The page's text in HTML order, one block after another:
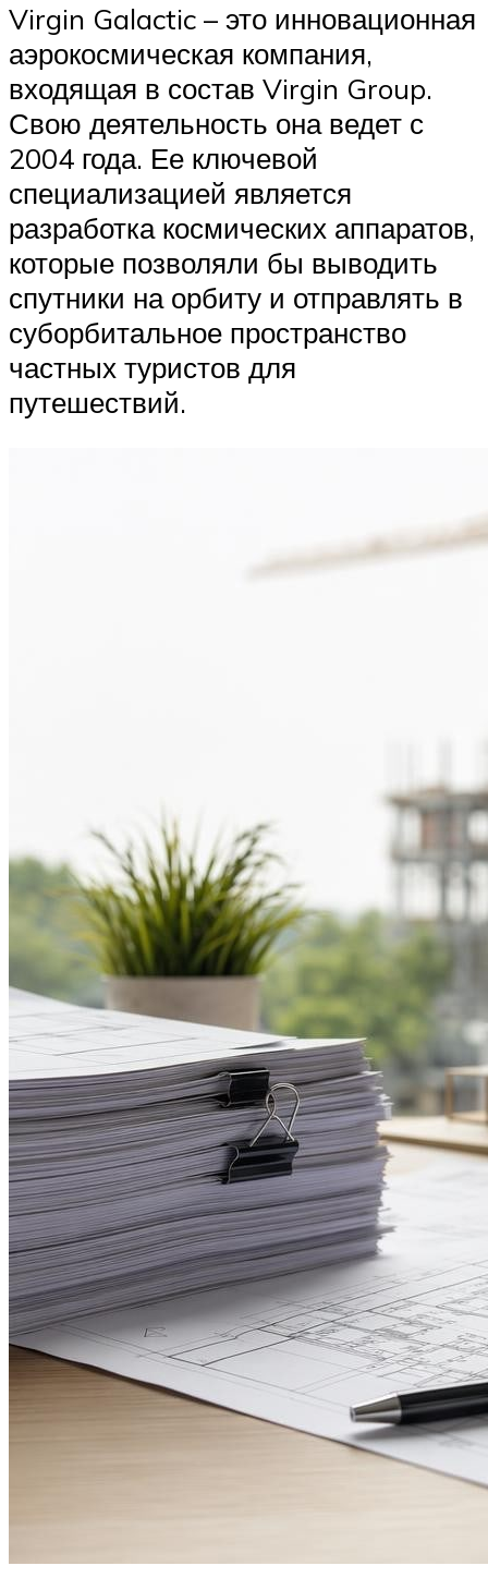
Virgin Galactic – это инновационная
аэрокосмическая компания,
входящая в состав Virgin Group.
Свою деятельность она ведет с
2004 года. Ее ключевой
специализацией является
разработка космических аппаратов,
которые позволяли бы выводить
спутники на орбиту и отправлять в
суборбитальное пространство
частных туристов для
путешествий.